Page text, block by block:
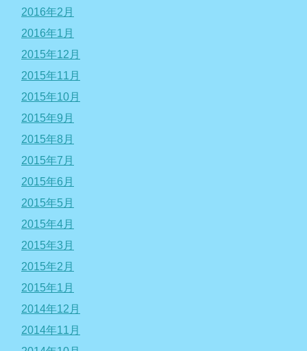
2016年2月
2016年1月
2015年12月
2015年11月
2015年10月
2015年9月
2015年8月
2015年7月
2015年6月
2015年5月
2015年4月
2015年3月
2015年2月
2015年1月
2014年12月
2014年11月